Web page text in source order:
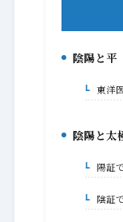
1.陰陽と平
1-1.東洋
2.陰陽と太
2-1.陽証
2-2.陰証